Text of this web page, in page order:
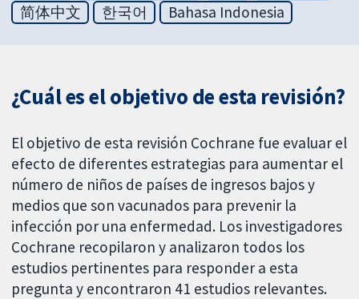
简体中文
한국어 Bahasa Indonesia
¿Cuál es el objetivo de esta revisión?
El objetivo de esta revisión Cochrane fue evaluar el
efecto de diferentes estrategias para aumentar el
número de niños de países de ingresos bajos y
medios que son vacunados para prevenir la
infección por una enfermedad. Los investigadores
Cochrane recopilaron y analizaron todos los
estudios pertinentes para responder a esta
pregunta y encontraron 41 estudios relevantes.